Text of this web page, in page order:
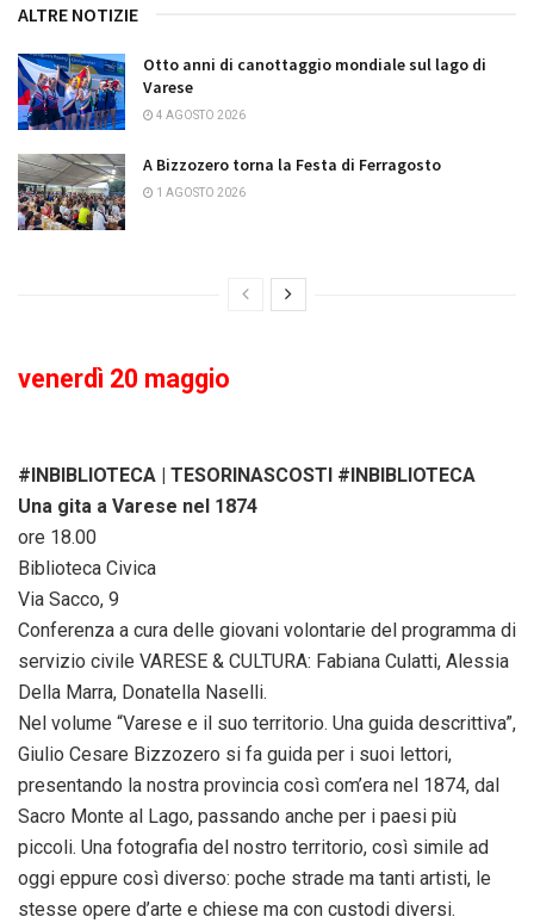
ALTRE NOTIZIE
Otto anni di canottaggio mondiale sul lago di
Varese
4 AGOSTO 2026
A Bizzozero torna la Festa di Ferragosto
1 AGOSTO 2026
venerdì 20 maggio
#INBIBLIOTECA | TESORINASCOSTI #INBIBLIOTECA
Una gita a Varese nel 1874
ore 18.00
Biblioteca Civica
Via Sacco, 9
Conferenza a cura delle giovani volontarie del programma di
servizio civile VARESE & CULTURA: Fabiana Culatti, Alessia
Della Marra, Donatella Naselli.
Nel volume “Varese e il suo territorio. Una guida descrittiva”,
Giulio Cesare Bizzozero si fa guida per i suoi lettori,
presentando la nostra provincia così com’era nel 1874, dal
Sacro Monte al Lago, passando anche per i paesi più
piccoli. Una fotografia del nostro territorio, così simile ad
oggi eppure così diverso: poche strade ma tanti artisti, le
stesse opere d’arte e chiese ma con custodi diversi.